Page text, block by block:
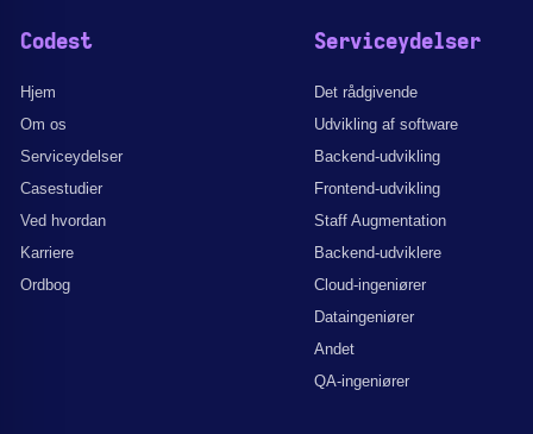
Codest
Hjem
Om os
Serviceydelser
Casestudier
Ved hvordan
Karriere
Ordbog
Serviceydelser
Det rådgivende
Udvikling af software
Backend-udvikling
Frontend-udvikling
Staff Augmentation
Backend-udviklere
Cloud-ingeniører
Dataingeniører
Andet
QA-ingeniører